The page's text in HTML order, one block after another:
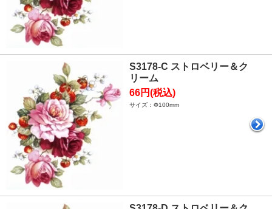
S3178-C ストロベリー＆ク
リーム
66円(税込)
サイズ：Φ100mm